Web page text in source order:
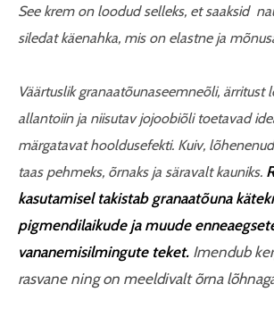
See krem on loodud selleks, et saaksid
siledat käenahka, mis on elastne ja
Väärtuslik granaatõunaseemneõli, ärritust
allantoiin ja niisutav jojoobiõli toetavad
märgatavat hooldusefekti. Kuiv,
taas pehmeks, õrnaks ja säravalt kauniks.
kasutamisel takistab granaatõuna
pigmendilaikude ja muude
vananemisilmingute teket. Imendub
rasvane ning on meeldivalt õrna